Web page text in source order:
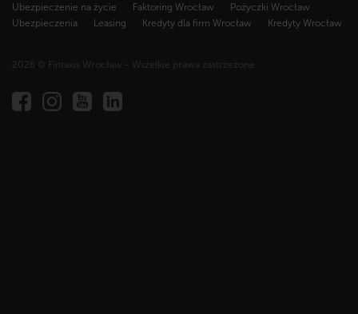
Ubezpieczenie na życie
Faktoring Wrocław
Pożyczki Wrocław
Ubezpieczenia
Leasing Kredyty dla firm Wrocław Kredyty Wrocław
2026 © Fintaxis Wrocław - Wszelkie prawa zastrzeżone